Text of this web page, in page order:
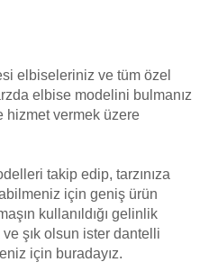
elbiseleriniz ve tüm özel
elbise modelini bulmanız
hizmet vermek üzere
takip edip, tarzınıza
için geniş ürün
kullanıldığı gelinlik
şık olsun ister dantelli
için buradayız.